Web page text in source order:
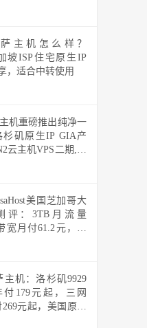
本机器中转使用
萨主机怎么样？
坡ISP住宅原生IP
，适合中转使用
机重磅推出纯净一
杉矶原生IP GIA产
云主机VPS二期,解
体和TIKTOK等
美国芝加哥大
评：3TB月流量
宽月付61.2元，双
带宽实测表现
主机：洛杉矶9929
付179元起，三网
元起，美国原生
IP，可选高防